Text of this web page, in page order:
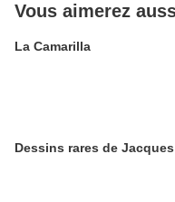
Vous aimerez
La Camarilla
Dessins rares de